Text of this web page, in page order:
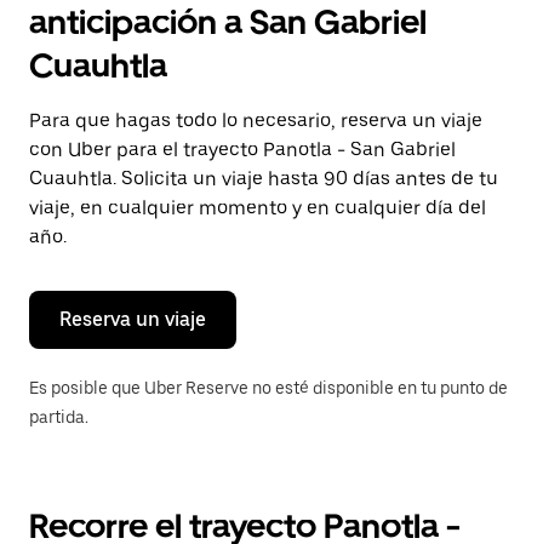
y
selecciona
una
Presiona
la
tecla Esc
para
cerrar
el
calendario.
anticipación a San Gabriel
Cuauhtla
Para que hagas todo lo necesario, reserva un viaje
con Uber para el trayecto Panotla - San Gabriel
Cuauhtla. Solicita un viaje hasta 90 días antes de tu
viaje, en cualquier momento y en cualquier día del
año.
Reserva un viaje
Es posible que Uber Reserve no esté disponible en tu punto de
partida.
Recorre el trayecto Panotla -